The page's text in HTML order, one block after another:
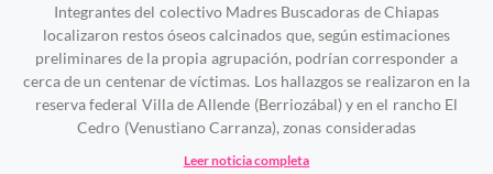
Integrantes del colectivo Madres Buscadoras de Chiapas
localizaron restos óseos calcinados que, según estimaciones
preliminares de la propia agrupación, podrían corresponder a
cerca de un centenar de víctimas. Los hallazgos se realizaron en la
reserva federal Villa de Allende (Berriozábal) y en el rancho El
Cedro (Venustiano Carranza), zonas consideradas
Leer noticia completa